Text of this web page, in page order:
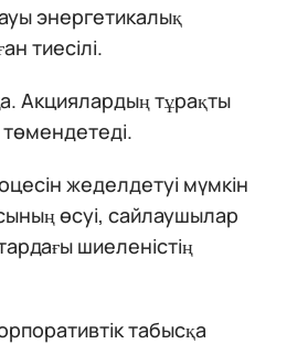
энергетикалық
тиесілі.
Акциялардың тұрақты
жеделдетуі мүмкін
өсуі, сайлаушылар
шиеленістің
табысқа